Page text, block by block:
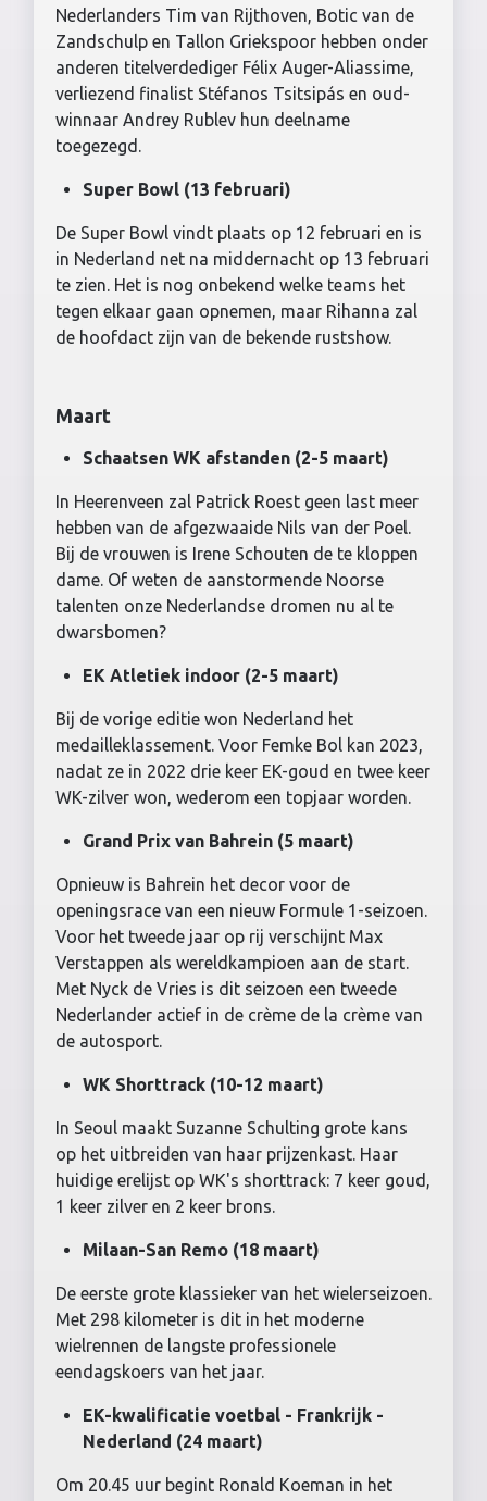
Nederlanders Tim van Rijthoven, Botic van de
Zandschulp en Tallon Griekspoor hebben onder
anderen titelverdediger Félix Auger-Aliassime,
verliezend finalist Stéfanos Tsitsipás en oud-
winnaar Andrey Rublev hun deelname
toegezegd.
Super Bowl (13 februari)
De Super Bowl vindt plaats op 12 februari en is
in Nederland net na middernacht op 13 februari
te zien. Het is nog onbekend welke teams het
tegen elkaar gaan opnemen, maar Rihanna zal
de hoofdact zijn van de bekende rustshow.
Maart
Schaatsen WK afstanden (2-5 maart)
In Heerenveen zal Patrick Roest geen last meer
hebben van de afgezwaaide Nils van der Poel.
Bij de vrouwen is Irene Schouten de te kloppen
dame. Of weten de aanstormende Noorse
talenten onze Nederlandse dromen nu al te
dwarsbomen?
EK Atletiek indoor (2-5 maart)
Bij de vorige editie won Nederland het
medailleklassement. Voor Femke Bol kan 2023,
nadat ze in 2022 drie keer EK-goud en twee keer
WK-zilver won, wederom een topjaar worden.
Grand Prix van Bahrein (5 maart)
Opnieuw is Bahrein het decor voor de
openingsrace van een nieuw Formule 1-seizoen.
Voor het tweede jaar op rij verschijnt Max
Verstappen als wereldkampioen aan de start.
Met Nyck de Vries is dit seizoen een tweede
Nederlander actief in de crème de la crème van
de autosport.
WK Shorttrack (10-12 maart)
In Seoul maakt Suzanne Schulting grote kans
op het uitbreiden van haar prijzenkast. Haar
huidige erelijst op WK's shorttrack: 7 keer goud,
1 keer zilver en 2 keer brons.
Milaan-San Remo (18 maart)
De eerste grote klassieker van het wielerseizoen.
Met 298 kilometer is dit in het moderne
wielrennen de langste professionele
eendagskoers van het jaar.
EK-kwalificatie voetbal - Frankrijk -
Nederland (24 maart)
Om 20.45 uur begint Ronald Koeman in het